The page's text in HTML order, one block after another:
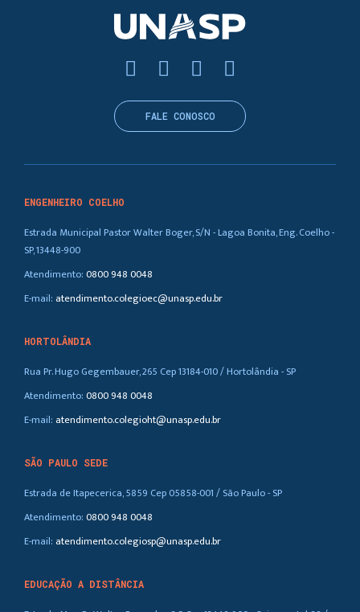
ENGENHEIRO COELHO
Estrada Municipal Pastor Walter Boger, S/N - Lagoa Bonita, Eng. Coelho -
SP, 13448-900
Atendimento:0800 948 0048
E-mail: atendimento.colegioec@unasp.edu.br
HORTOLÂNDIA
Rua Pr. Hugo Gegembauer, 265 Cep 13184-010 / Hortolândia - SP
Atendimento:0800 948 0048
E-mail: atendimento.colegioht@unasp.edu.br
SÃO PAULO SEDE
Estrada de Itapecerica, 5859 Cep 05858-001 / São Paulo - SP
Atendimento:0800 948 0048
E-mail: atendimento.colegiosp@unasp.edu.br
EDUCAÇÃO A DISTÂNCIA
FALE CONOSCO